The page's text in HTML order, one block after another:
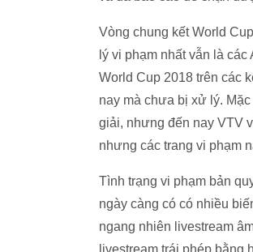
Vòng chung kết World
lý vi phạm nhất vẫn là
World Cup 2018 trên các
nay mà chưa bị xử lý.
giải, nhưng đến nay VTV
nhưng các trang vi phạm
Tình trạng vi phạm bản
ngày càng có có nhiều
ngang nhiên livestream
livestream trái phép bằng